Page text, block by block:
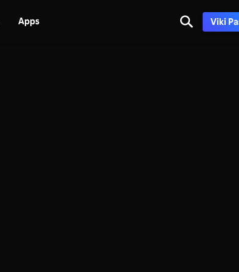
Apps Viki